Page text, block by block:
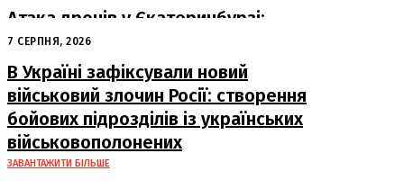
Атака дронів у Єкатеринбурзі:
загорівся склад Wildberries
7 СЕРПНЯ, 2026
В Україні зафіксували новий
військовий злочин Росії: створення
бойових підрозділів із українських
військовополонених
ЗАВАНТАЖИТИ БІЛЬШЕ